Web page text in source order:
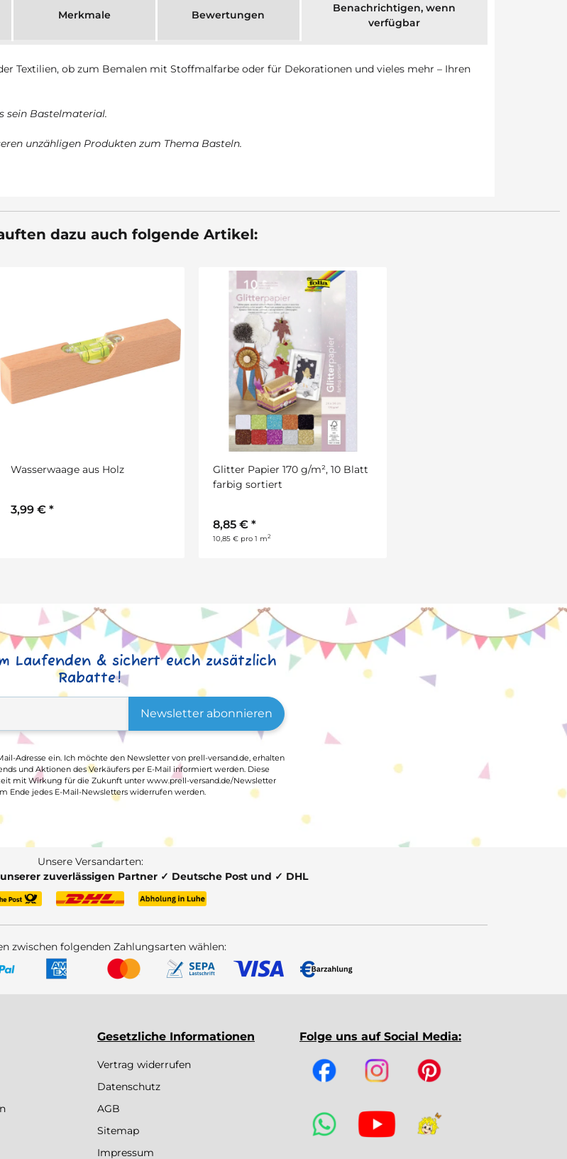
Merkmale Bewertungen
Benachrichtigen, wenn
verfügbar
Textilien, ob zum Bemalen mit Stoffmalfarbe oder für Dekorationen und vieles mehr – Ihren
sein Bastelmaterial.
unzähligen Produkten zum Thema Basteln.
dazu auch folgende Artikel:
Wasserwaage aus Holz
3,99 € *
Glitter Papier 170 g/m², 10 Blatt
farbig sortiert
8,85 € *
10,85 € pro 1 m2
Laufenden & sichert euch zusätzlich
Rabatte!
Newsletter abonnieren
Adresse ein. Ich möchte den Newsletter von prell-versand.de, erhalten
und Aktionen des Verkäufers per E-Mail informiert werden. Diese
mit Wirkung für die Zukunft unter www.prell-versand.de/Newsletter
Ende jedes E-Mail-Newsletters widerrufen werden.
Unsere Versandarten:
zuverlässigen Partner ✓ Deutsche Post und ✓ DHL
zwischen folgenden Zahlungsarten wählen:
Gesetzliche Informationen
Vertrag widerrufen
Datenschutz
AGB
Sitemap
Impressum
Folge uns auf Social Media: